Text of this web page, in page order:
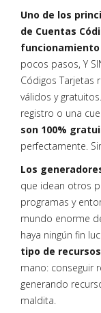
Uno de los
de Cuentas
pocos pasos, Y
Códigos Tarjetas
válidos y
registro o una
son 100%
perfectamente.
Los
que idean otros
programas y
mundo enorme
haya ningún fin
tipo de
mano: conseguir
generando
maldita.